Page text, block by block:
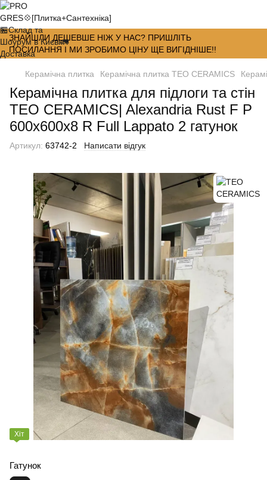
ЗНАЙШЛИ ДЕШЕВШЕ НІЖ У НАС? ПРИШЛІТЬ
ПОСИЛАННЯ І МИ ЗРОБИМО ЦІНУ ЩЕ ВИГІДНІШЕ!!
Керамічна плитка Керамічна плитка TEO CERAMICS
Керамічна плитка для підлоги та стін
TEO CERAMICS| Alexandria Rust F P
600x600x8 R Full Lappato 2 гатунок
Артикул: 63742-2 Написати відгук
Хіт
Гатунок